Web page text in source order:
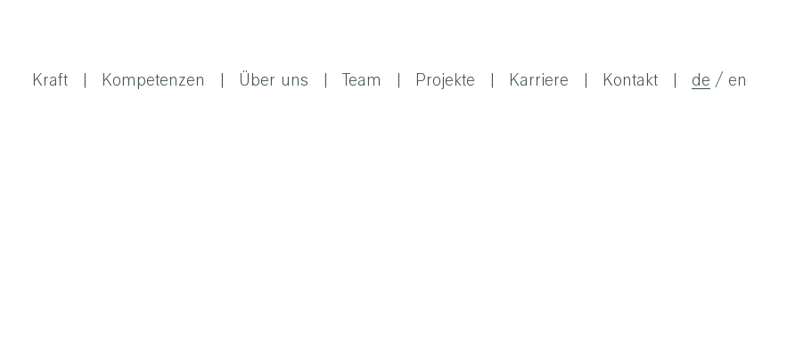
Kraft Kompetenzen Über uns Team Projekte Karriere Kontakt de en